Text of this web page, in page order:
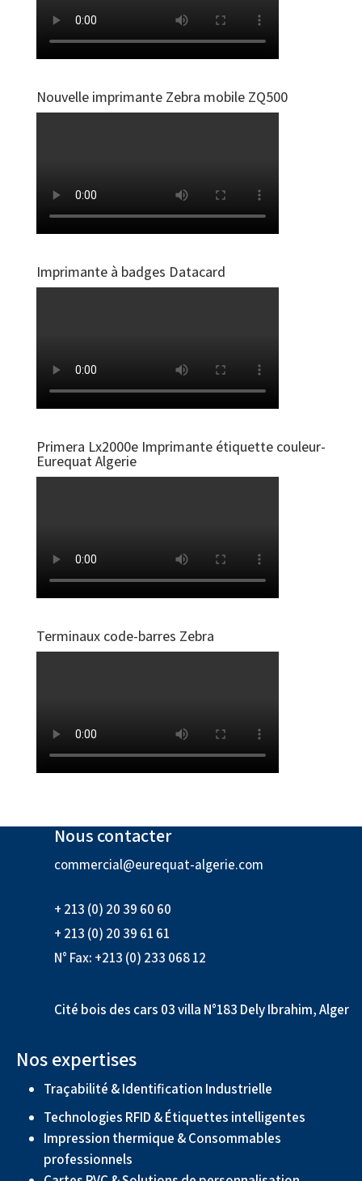
Nouvelle imprimante Zebra mobile ZQ500
Imprimante à badges Datacard
Primera Lx2000e Imprimante étiquette couleur-
Eurequat Algerie
Terminaux code-barres Zebra
Nous contacter
commercial@eurequat-algerie.com
+ 213 (0) 20 39 60 60
+ 213 (0) 20 39 61 61
N° Fax: +213 (0) 233 068 12
Cité bois des cars 03 villa N°183 Dely Ibrahim, Alger
Nos expertises
Traçabilité & Identification Industrielle
Technologies RFID & Étiquettes intelligentes
Impression thermique & Consommables
professionnels